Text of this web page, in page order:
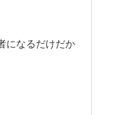
になるだけだか